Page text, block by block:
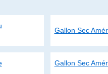
Gallon Sec
Gallon Sec